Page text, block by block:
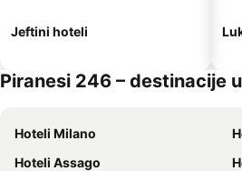
Jeftini hoteli
Piranesi 246 – destinacije
Hoteli Milano
Hoteli Assago